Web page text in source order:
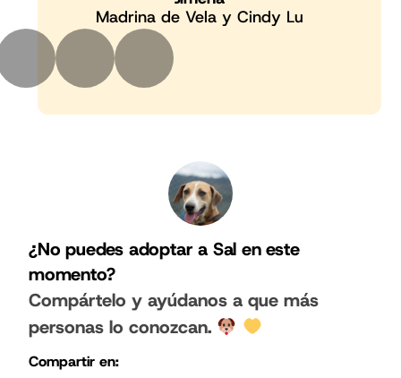
Madrina de Vela y Cindy Lu
¿No puedes adoptar a Sal en este
momento?
Compártelo y ayúdanos a que más
personas lo conozcan.
Compartir en: